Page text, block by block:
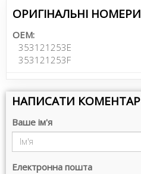
ОРИГІНАЛЬНІ НОМЕРИ
OEM:
353121253E
353121253F
НАПИСАТИ КОМЕНТАР
Ваше ім'я
Електронна пошта